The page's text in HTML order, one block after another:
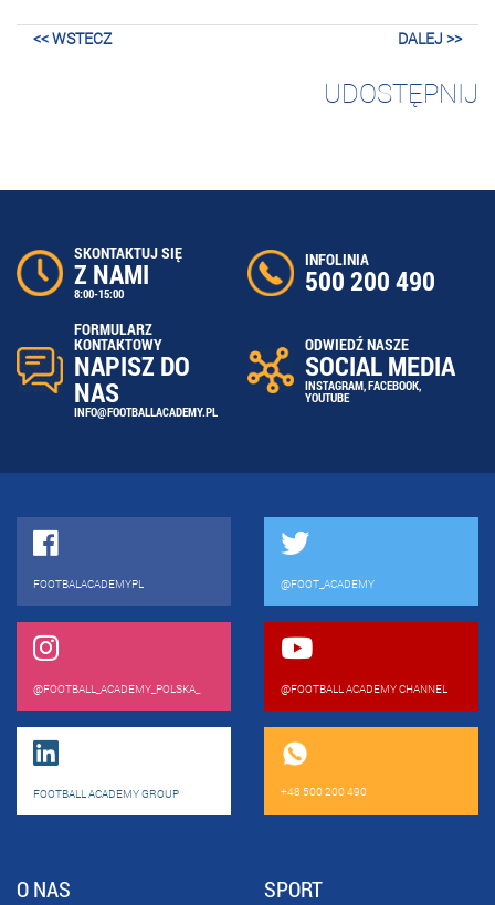
<< WSTECZ DALEJ >>
UDOSTĘPNIJ
SKONTAKTUJ SIĘ
Z NAMI
8:00-15:00
INFOLINIA
500 200 490
FORMULARZ
KONTAKTOWY
NAPISZ DO
NAS
INFO@FOOTBALLACADEMY.PL
ODWIEDŹ NASZE
SOCIAL MEDIA
INSTAGRAM,FACEBOOK,
YOUTUBE
FOOTBALACADEMYPL @FOOT_ACADEMY
@FOOTBALL_ACADEMY_POLSKA_ @FOOTBALL ACADEMY CHANNEL
FOOTBALL ACADEMY GROUP +48 500 200 490
O NAS SPORT